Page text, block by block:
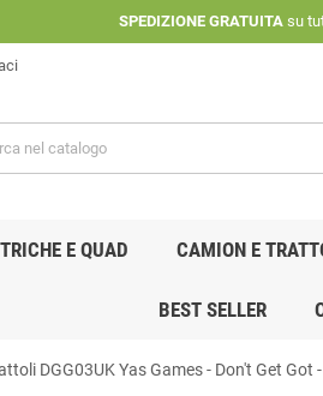
SPEDIZIONE GRATUITAsu
E QUAD CAMION E
BEST SELLER
DGG03UK Yas Games - Don't Get Got